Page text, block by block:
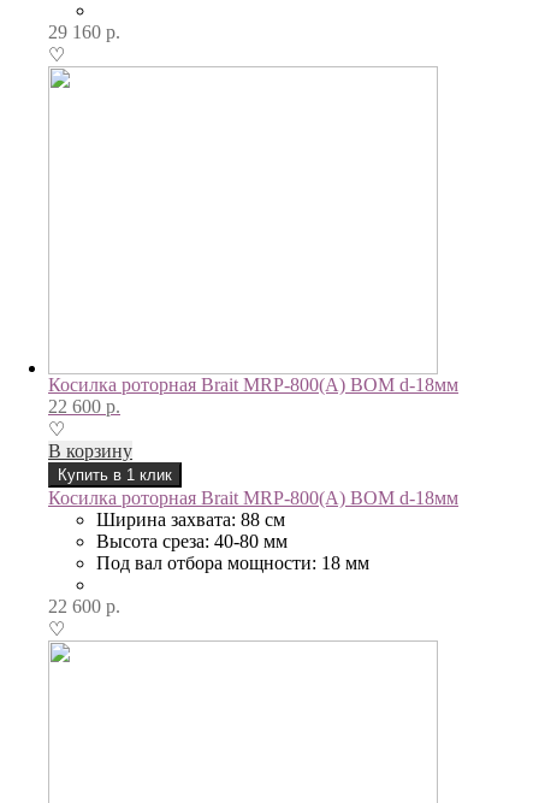
29 160 р.
♡
Косилка роторная Brait MRP-800(А) ВОМ d-18мм
22 600 р.
♡
В корзину
Купить в 1 клик
Косилка роторная Brait MRP-800(А) ВОМ d-18мм
Ширина захвата: 88 cм
Высота среза: 40-80 мм
Под вал отбора мощности: 18 мм
22 600 р.
♡